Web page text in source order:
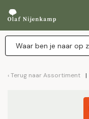
Terug naar Assortiment